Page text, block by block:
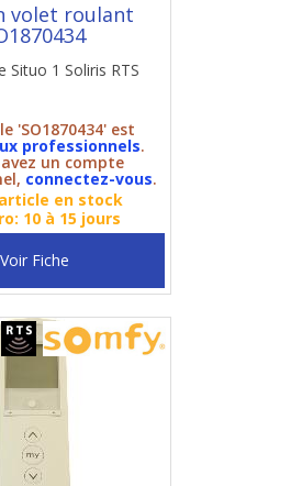
volet roulant
Situo 1 Soliris RTS
'SO1870434' est
professionnels.
avez un compte
connectez-vous.
en stock
10 à 15 jours
Voir Fiche